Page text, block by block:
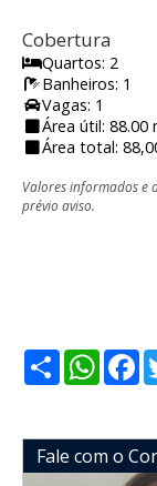
Cobertura
Quartos: 2
Banheiros: 1
Vagas: 1
Área útil: 88.00
Área total:
Valores informados e
prévio aviso.
Share
Fale com o